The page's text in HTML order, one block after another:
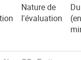
Nature de
l'évaluation
(en